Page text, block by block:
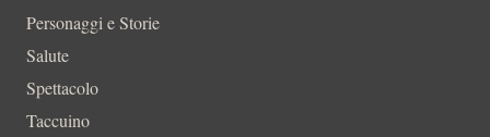
Personaggi e Storie
Salute
Spettacolo
Taccuino